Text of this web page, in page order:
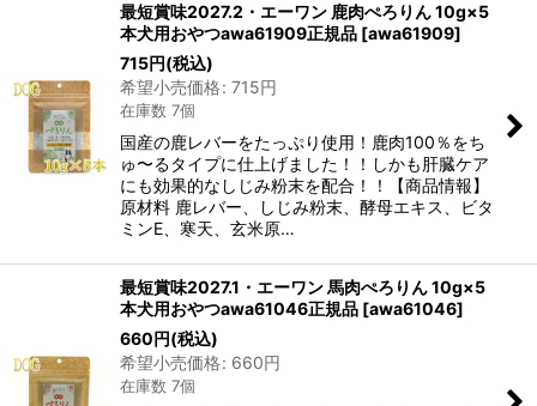
最短賞味2027.2・エーワン 鹿肉ぺろりん 10g×5
本犬用おやつawa61909正規品 [awa61909]
715円(税込)
希望小売価格: 715円
在庫数 7個
国産の鹿レバーをたっぷり使用！鹿肉100％をち
ゅ〜るタイプに仕上げました！！しかも肝臓ケア
にも効果的なしじみ粉末を配合！！【商品情報】
原材料 鹿レバー、しじみ粉末、酵母エキス、ビタ
ミンE、寒天、玄米原…
最短賞味2027.1・エーワン 馬肉ぺろりん 10g×5
本犬用おやつawa61046正規品 [awa61046]
660 円(税込)
希望小売価格: 660円
在庫数 7個